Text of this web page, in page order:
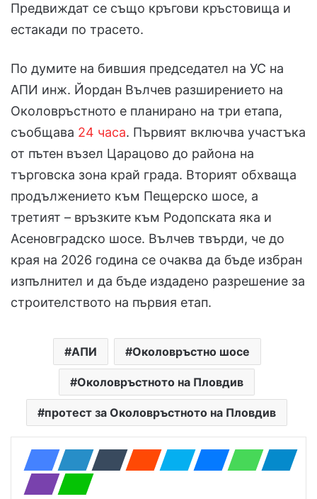
Предвиждат се също кръгови кръстовища и
естакади по трасето.
По думите на бившия председател на УС на
АПИ инж. Йордан Вълчев разширението на
Околовръстното е планирано на три етапа,
съобщава 24 часа. Първият включва участъка
от пътен възел Царацово до района на
търговска зона край града. Вторият обхваща
продължението към Пещерско шосе, а
третият – връзките към Родопската яка и
Асеновградско шосе. Вълчев твърди, че до
края на 2026 година се очаква да бъде избран
изпълнител и да бъде издадено разрешение за
строителството на първия етап.
АПИ Околовръстно шосе
Околовръстното на Пловдив
протест за Околовръстното на Пловдив